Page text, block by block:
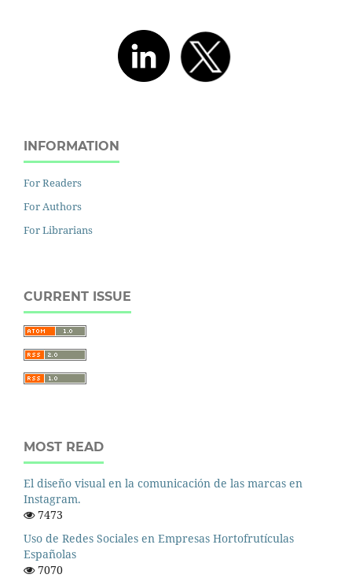
INFORMATION
For Readers
For Authors
For Librarians
CURRENT ISSUE
MOST READ
El diseño visual en la comunicación de las marcas en
Instagram.
7473
Uso de Redes Sociales en Empresas Hortofrutículas
Españolas
7070